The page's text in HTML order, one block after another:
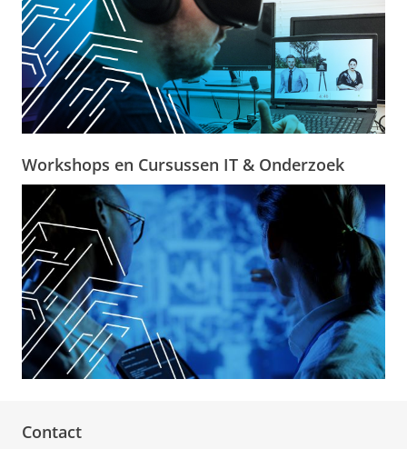
Workshops en Cursussen IT & Onderzoek
Contact